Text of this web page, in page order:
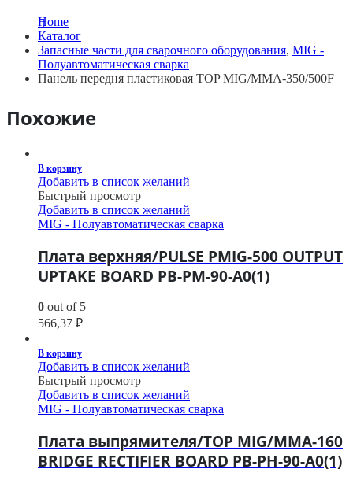
Home
Каталог
Запасные части для сварочного оборудования, MIG -
Полуавтоматическая сварка
Панель передня пластиковая TOP MIG/MMA-350/500F
Похожие
В корзину
Добавить в список желаний
Быстрый просмотр
Добавить в список желаний
MIG - Полуавтоматическая сварка
Плата верхняя/PULSE PMIG-500 OUTPUT
UPTAKE BOARD PB-PM-90-A0(1)
0 out of 5
566,37 ₽
В корзину
Добавить в список желаний
Быстрый просмотр
Добавить в список желаний
MIG - Полуавтоматическая сварка
Плата выпрямителя/TOP MIG/MMA-160
BRIDGE RECTIFIER BOARD PB-PH-90-A0(1)